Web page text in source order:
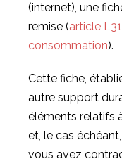
(internet), une
remise (article
consommation).
Cette fiche,
autre support
éléments relatifs
et, le cas
vous avez